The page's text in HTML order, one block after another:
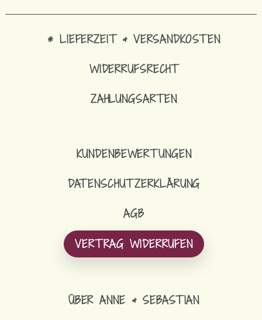
* LIEFERZEIT & VERSANDKOSTEN
WIDERRUFSRECHT
ZAHLUNGSARTEN
KUNDENBEWERTUNGEN
DATENSCHUTZERKLÄRUNG
AGB
VERTRAG WIDERRUFEN
ÜBER ANNE & SEBASTIAN